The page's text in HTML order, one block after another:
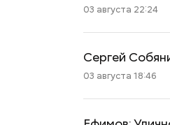
03 августа 22:24
Сергей
03 августа 18:46